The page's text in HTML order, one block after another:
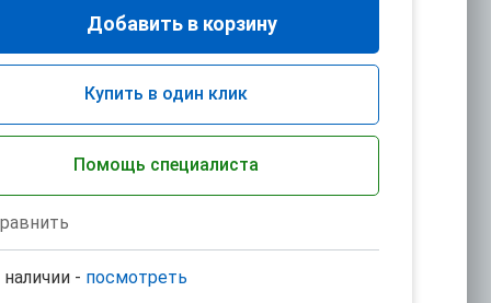
Добавить в корзину
Купить в один клик
Помощь специалиста
- посмотреть